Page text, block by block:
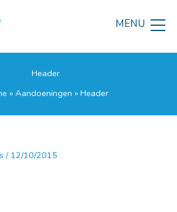
Header
» Aandoeningen » Header
/ 12/10/2015
MENU